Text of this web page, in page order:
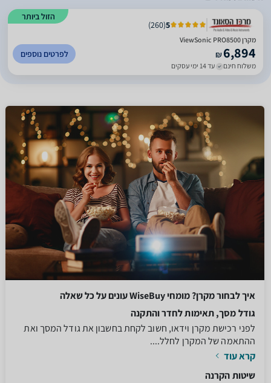
הזול ביותר
5
(
260
)
מקרן ViewSonic PRO8500
₪6,894
משלוח חינם עד 14 ימי עסקים
לפרטים נוספים
איך לבחור מקרן? מומחי WiseBuy עונים על כל שאלה
גודל מסך, תאימות לחדר והתקנה
לפני רכישת מקרן וידאו, חשוב לקחת בחשבון את גודל המסך ואת
ההתאמה של המקרן לחלל....
קרא עוד
שיטות הקרנה